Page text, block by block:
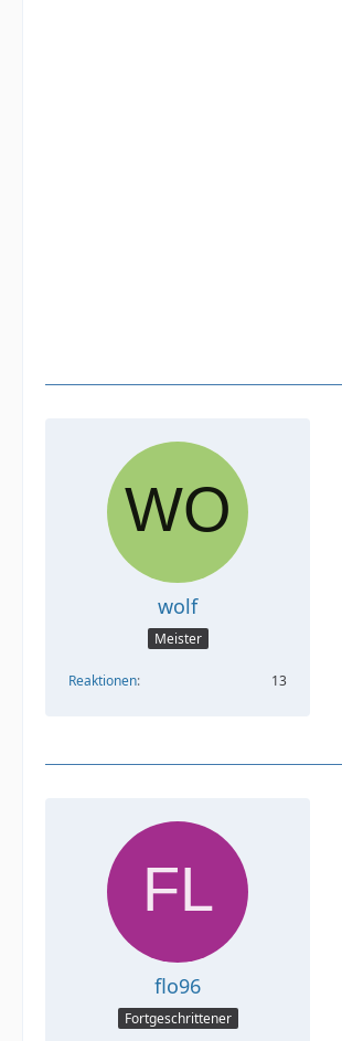
wolf
Meister
Reaktionen 13
flo96
Fortgeschrittener